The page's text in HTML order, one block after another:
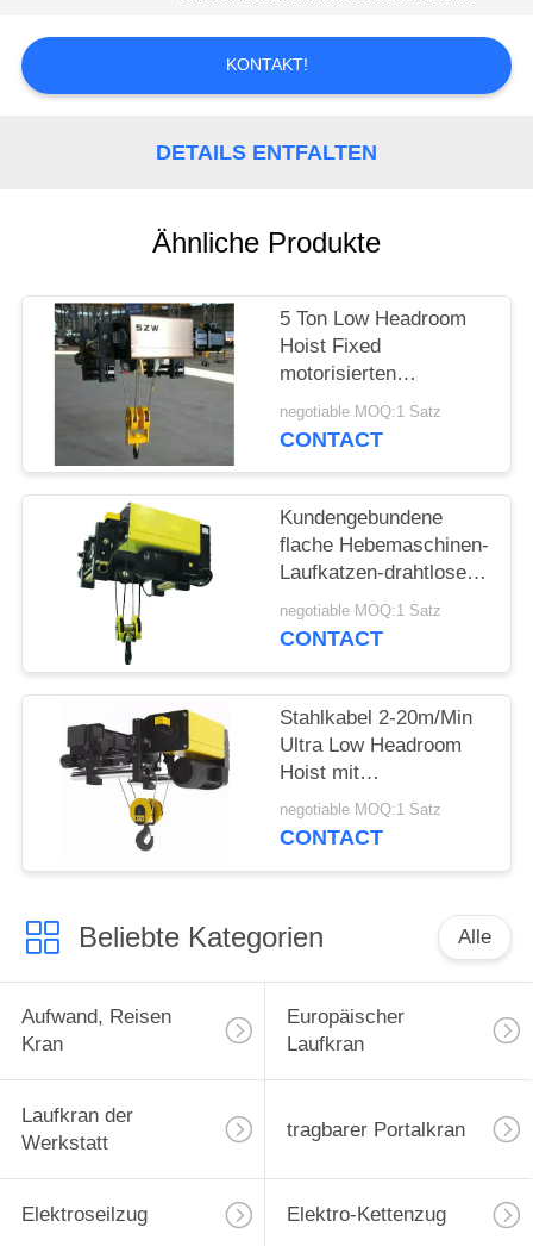
EIN
ZITAT
KONTAKT!
DETAILS ENTFALTEN
Ähnliche Produkte
5 Ton Low Headroom
Hoist Fixed
motorisierten
Kettenhebemaschine
negotiable MOQ:1 Satz
CONTACT
Kundengebundene
flache Hebemaschinen-
Laufkatzen-drahtlose
Fernbedienung der
Einschienenbahn-10T
negotiable MOQ:1 Satz
CONTACT
Stahlkabel 2-20m/Min
Ultra Low Headroom
Hoist mit
Aufhängehaken
negotiable MOQ:1 Satz
CONTACT
Beliebte Kategorien Alle
Aufwand, Reisen
Kran
Europäischer
Laufkran
Laufkran der
Werkstatt
tragbarer Portalkran
Elektroseilzug Elektro-Kettenzug